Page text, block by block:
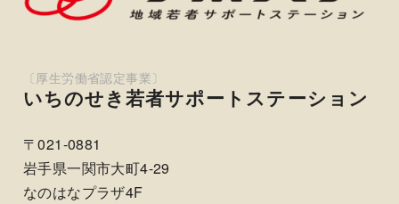
いちのせき若者サポートステーション
〒021-0881
岩手県一関市大町4-29
なのはなプラザ4F